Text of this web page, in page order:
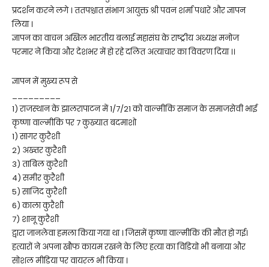
प्रदर्शन करने लगे । ततपश्चात संभाग आयुक्त श्री पवन शर्मा पधारें और ज्ञापन
लिया ।
ज्ञापन का वाचन अखिल भारतीय बलाई महासंघ के राष्ट्रीय अध्यक्ष मनोज
परमार ने किया और देशभर में हो रहे दलित अत्याचार का विवरण दिया ।।
ज्ञापन में मुख्य रूप से
1) राजस्थान के झालरापाटन में 1/7/21 को वाल्मीकि समाज के समाजसेवी भाई
कृष्णा वाल्मीकि पर 7 कुख्यात बदमाशो
1) सागर कुरैशी
2) अख्तर कुरैशी
3) ताबिल कुरैशी
4) समीर कुरैशी
5) साजिद कुरैशी
6) काला कुरैशी
7) शानू कुरैशी
द्वारा जानलेवा हमला किया गया था । जिसमें कृष्णा वाल्मीकि की मौत हो गई।
हत्यारों ने अपना खौफ कायम रखने के लिए हत्या का विडियो भी बनाया और
सोशल मीडिया पर वायरल भी किया ।